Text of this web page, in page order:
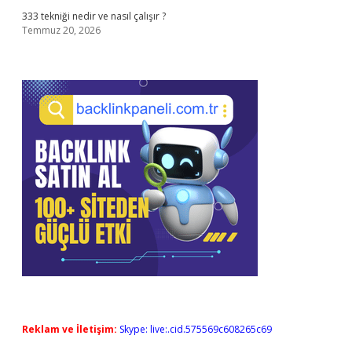
333 tekniği nedir ve nasıl çalışır ?
Temmuz 20, 2026
Reklam ve İletişim: Skype: live:.cid.575569c608265c69